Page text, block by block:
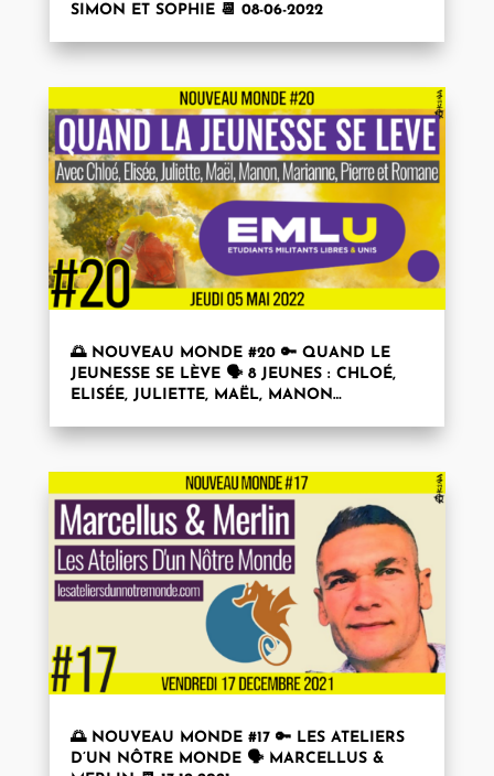
SIMON ET SOPHIE 📆 08-06-2022
🌅 NOUVEAU MONDE #20 🔑 QUAND LE
JEUNESSE SE LÈVE 🗣 8 JEUNES : CHLOÉ,
ELISÉE, JULIETTE, MAËL, MANON…
🌅 NOUVEAU MONDE #17 🔑 LES ATELIERS
D’UN NÔTRE MONDE 🗣 MARCELLUS &